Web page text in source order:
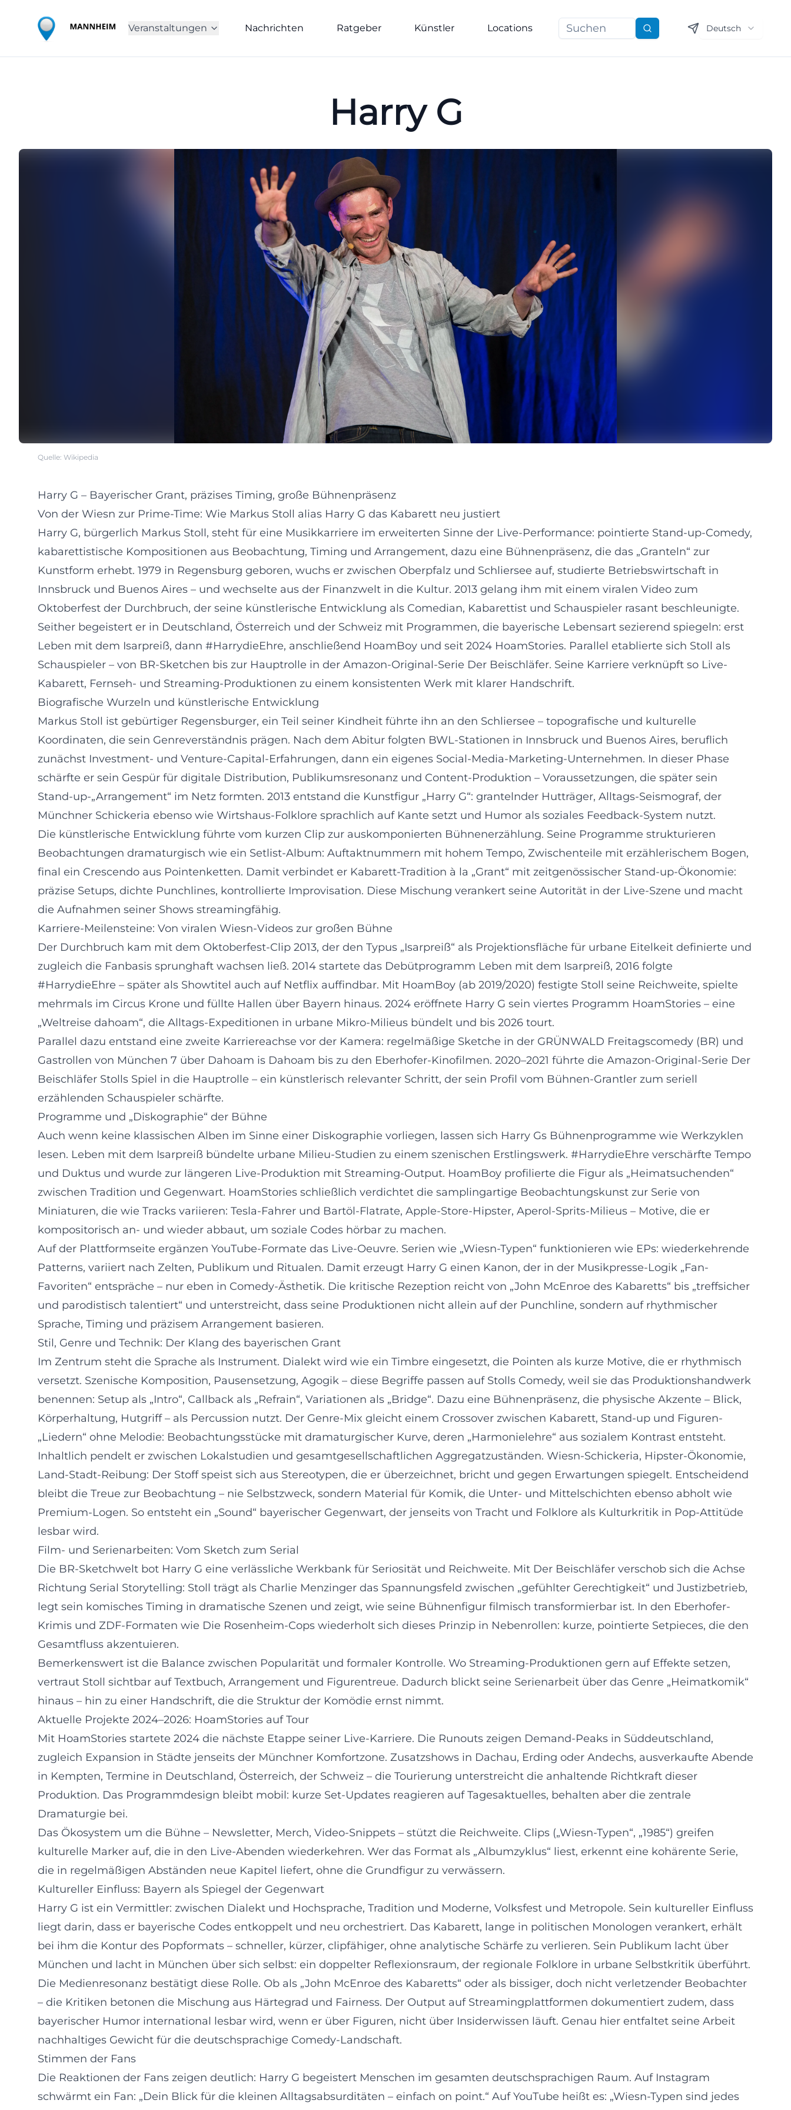
Veranstaltungen Nachrichten Ratgeber Künstler Locations Suchen Deutsch
Harry G
Quelle: Wikipedia
Harry G – Bayerischer Grant, präzises Timing, große Bühnenpräsenz
Von der Wiesn zur Prime-Time: Wie Markus Stoll alias Harry G das Kabarett neu justiert
Harry G, bürgerlich Markus Stoll, steht für eine Musikkarriere im erweiterten Sinne der Live-Performance: pointierte Stand-up-Comedy,
kabarettistische Kompositionen aus Beobachtung, Timing und Arrangement, dazu eine Bühnenpräsenz, die das „Granteln“ zur
Kunstform erhebt. 1979 in Regensburg geboren, wuchs er zwischen Oberpfalz und Schliersee auf, studierte Betriebswirtschaft in
Innsbruck und Buenos Aires – und wechselte aus der Finanzwelt in die Kultur. 2013 gelang ihm mit einem viralen Video zum
Oktoberfest der Durchbruch, der seine künstlerische Entwicklung als Comedian, Kabarettist und Schauspieler rasant beschleunigte.
Seither begeistert er in Deutschland, Österreich und der Schweiz mit Programmen, die bayerische Lebensart sezierend spiegeln: erst
Leben mit dem Isarpreiß, dann #HarrydieEhre, anschließend HoamBoy und seit 2024 HoamStories. Parallel etablierte sich Stoll als
Schauspieler – von BR-Sketchen bis zur Hauptrolle in der Amazon-Original-Serie Der Beischläfer. Seine Karriere verknüpft so Live-
Kabarett, Fernseh- und Streaming-Produktionen zu einem konsistenten Werk mit klarer Handschrift.
Biografische Wurzeln und künstlerische Entwicklung
Markus Stoll ist gebürtiger Regensburger, ein Teil seiner Kindheit führte ihn an den Schliersee – topografische und kulturelle
Koordinaten, die sein Genreverständnis prägen. Nach dem Abitur folgten BWL-Stationen in Innsbruck und Buenos Aires, beruflich
zunächst Investment- und Venture-Capital-Erfahrungen, dann ein eigenes Social-Media-Marketing-Unternehmen. In dieser Phase
schärfte er sein Gespür für digitale Distribution, Publikumsresonanz und Content-Produktion – Voraussetzungen, die später sein
Stand-up-„Arrangement“ im Netz formten. 2013 entstand die Kunstfigur „Harry G“: grantelnder Hutträger, Alltags-Seismograf, der
Münchner Schickeria ebenso wie Wirtshaus-Folklore sprachlich auf Kante setzt und Humor als soziales Feedback-System nutzt.
Die künstlerische Entwicklung führte vom kurzen Clip zur auskomponierten Bühnenerzählung. Seine Programme strukturieren
Beobachtungen dramaturgisch wie ein Setlist-Album: Auftaktnummern mit hohem Tempo, Zwischenteile mit erzählerischem Bogen,
final ein Crescendo aus Pointenketten. Damit verbindet er Kabarett-Tradition à la „Grant“ mit zeitgenössischer Stand-up-Ökonomie:
präzise Setups, dichte Punchlines, kontrollierte Improvisation. Diese Mischung verankert seine Autorität in der Live-Szene und macht
die Aufnahmen seiner Shows streamingfähig.
Karriere-Meilensteine: Von viralen Wiesn-Videos zur großen Bühne
Der Durchbruch kam mit dem Oktoberfest-Clip 2013, der den Typus „Isarpreiß“ als Projektionsfläche für urbane Eitelkeit definierte und
zugleich die Fanbasis sprunghaft wachsen ließ. 2014 startete das Debütprogramm Leben mit dem Isarpreiß, 2016 folgte
#HarrydieEhre – später als Showtitel auch auf Netflix auffindbar. Mit HoamBoy (ab 2019/2020) festigte Stoll seine Reichweite, spielte
mehrmals im Circus Krone und füllte Hallen über Bayern hinaus. 2024 eröffnete Harry G sein viertes Programm HoamStories – eine
„Weltreise dahoam“, die Alltags-Expeditionen in urbane Mikro-Milieus bündelt und bis 2026 tourt.
Parallel dazu entstand eine zweite Karriereachse vor der Kamera: regelmäßige Sketche in der GRÜNWALD Freitagscomedy (BR) und
Gastrollen von München 7 über Dahoam is Dahoam bis zu den Eberhofer-Kinofilmen. 2020–2021 führte die Amazon-Original-Serie Der
Beischläfer Stolls Spiel in die Hauptrolle – ein künstlerisch relevanter Schritt, der sein Profil vom Bühnen-Grantler zum seriell
erzählenden Schauspieler schärfte.
Programme und „Diskographie“ der Bühne
Auch wenn keine klassischen Alben im Sinne einer Diskographie vorliegen, lassen sich Harry Gs Bühnenprogramme wie Werkzyklen
lesen. Leben mit dem Isarpreiß bündelte urbane Milieu-Studien zu einem szenischen Erstlingswerk. #HarrydieEhre verschärfte Tempo
und Duktus und wurde zur längeren Live-Produktion mit Streaming-Output. HoamBoy profilierte die Figur als „Heimatsuchenden“
zwischen Tradition und Gegenwart. HoamStories schließlich verdichtet die samplingartige Beobachtungskunst zur Serie von
Miniaturen, die wie Tracks variieren: Tesla-Fahrer und Bartöl-Flatrate, Apple-Store-Hipster, Aperol-Sprits-Milieus – Motive, die er
kompositorisch an- und wieder abbaut, um soziale Codes hörbar zu machen.
Auf der Plattformseite ergänzen YouTube-Formate das Live-Oeuvre. Serien wie „Wiesn-Typen“ funktionieren wie EPs: wiederkehrende
Patterns, variiert nach Zelten, Publikum und Ritualen. Damit erzeugt Harry G einen Kanon, der in der Musikpresse-Logik „Fan-
Favoriten“ entspräche – nur eben in Comedy-Ästhetik. Die kritische Rezeption reicht von „John McEnroe des Kabaretts“ bis „treffsicher
und parodistisch talentiert“ und unterstreicht, dass seine Produktionen nicht allein auf der Punchline, sondern auf rhythmischer
Sprache, Timing und präzisem Arrangement basieren.
Stil, Genre und Technik: Der Klang des bayerischen Grant
Im Zentrum steht die Sprache als Instrument. Dialekt wird wie ein Timbre eingesetzt, die Pointen als kurze Motive, die er rhythmisch
versetzt. Szenische Komposition, Pausensetzung, Agogik – diese Begriffe passen auf Stolls Comedy, weil sie das Produktionshandwerk
benennen: Setup als „Intro“, Callback als „Refrain“, Variationen als „Bridge“. Dazu eine Bühnenpräsenz, die physische Akzente – Blick,
Körperhaltung, Hutgriff – als Percussion nutzt. Der Genre-Mix gleicht einem Crossover zwischen Kabarett, Stand-up und Figuren-
„Liedern“ ohne Melodie: Beobachtungsstücke mit dramaturgischer Kurve, deren „Harmonielehre“ aus sozialem Kontrast entsteht.
Inhaltlich pendelt er zwischen Lokalstudien und gesamtgesellschaftlichen Aggregatzuständen. Wiesn-Schickeria, Hipster-Ökonomie,
Land-Stadt-Reibung: Der Stoff speist sich aus Stereotypen, die er überzeichnet, bricht und gegen Erwartungen spiegelt. Entscheidend
bleibt die Treue zur Beobachtung – nie Selbstzweck, sondern Material für Komik, die Unter- und Mittelschichten ebenso abholt wie
Premium-Logen. So entsteht ein „Sound“ bayerischer Gegenwart, der jenseits von Tracht und Folklore als Kulturkritik in Pop-Attitüde
lesbar wird.
Film- und Serienarbeiten: Vom Sketch zum Serial
Die BR-Sketchwelt bot Harry G eine verlässliche Werkbank für Seriosität und Reichweite. Mit Der Beischläfer verschob sich die Achse
Richtung Serial Storytelling: Stoll trägt als Charlie Menzinger das Spannungsfeld zwischen „gefühlter Gerechtigkeit“ und Justizbetrieb,
legt sein komisches Timing in dramatische Szenen und zeigt, wie seine Bühnenfigur filmisch transformierbar ist. In den Eberhofer-
Krimis und ZDF-Formaten wie Die Rosenheim-Cops wiederholt sich dieses Prinzip in Nebenrollen: kurze, pointierte Setpieces, die den
Gesamtfluss akzentuieren.
Bemerkenswert ist die Balance zwischen Popularität und formaler Kontrolle. Wo Streaming-Produktionen gern auf Effekte setzen,
vertraut Stoll sichtbar auf Textbuch, Arrangement und Figurentreue. Dadurch blickt seine Serienarbeit über das Genre „Heimatkomik“
hinaus – hin zu einer Handschrift, die die Struktur der Komödie ernst nimmt.
Aktuelle Projekte 2024–2026: HoamStories auf Tour
Mit HoamStories startete 2024 die nächste Etappe seiner Live-Karriere. Die Runouts zeigen Demand-Peaks in Süddeutschland,
zugleich Expansion in Städte jenseits der Münchner Komfortzone. Zusatzshows in Dachau, Erding oder Andechs, ausverkaufte Abende
in Kempten, Termine in Deutschland, Österreich, der Schweiz – die Tourierung unterstreicht die anhaltende Richtkraft dieser
Produktion. Das Programmdesign bleibt mobil: kurze Set-Updates reagieren auf Tagesaktuelles, behalten aber die zentrale
Dramaturgie bei.
Das Ökosystem um die Bühne – Newsletter, Merch, Video-Snippets – stützt die Reichweite. Clips („Wiesn-Typen“, „1985“) greifen
kulturelle Marker auf, die in den Live-Abenden wiederkehren. Wer das Format als „Albumzyklus“ liest, erkennt eine kohärente Serie,
die in regelmäßigen Abständen neue Kapitel liefert, ohne die Grundfigur zu verwässern.
Kultureller Einfluss: Bayern als Spiegel der Gegenwart
Harry G ist ein Vermittler: zwischen Dialekt und Hochsprache, Tradition und Moderne, Volksfest und Metropole. Sein kultureller Einfluss
liegt darin, dass er bayerische Codes entkoppelt und neu orchestriert. Das Kabarett, lange in politischen Monologen verankert, erhält
bei ihm die Kontur des Popformats – schneller, kürzer, clipfähiger, ohne analytische Schärfe zu verlieren. Sein Publikum lacht über
München und lacht in München über sich selbst: ein doppelter Reflexionsraum, der regionale Folklore in urbane Selbstkritik überführt.
Die Medienresonanz bestätigt diese Rolle. Ob als „John McEnroe des Kabaretts“ oder als bissiger, doch nicht verletzender Beobachter
– die Kritiken betonen die Mischung aus Härtegrad und Fairness. Der Output auf Streamingplattformen dokumentiert zudem, dass
bayerischer Humor international lesbar wird, wenn er über Figuren, nicht über Insiderwissen läuft. Genau hier entfaltet seine Arbeit
nachhaltiges Gewicht für die deutschsprachige Comedy-Landschaft.
Stimmen der Fans
Die Reaktionen der Fans zeigen deutlich: Harry G begeistert Menschen im gesamten deutschsprachigen Raum. Auf Instagram
schwärmt ein Fan: „Dein Blick für die kleinen Alltagsabsurditäten – einfach on point.“ Auf YouTube heißt es: „Wiesn-Typen sind jedes